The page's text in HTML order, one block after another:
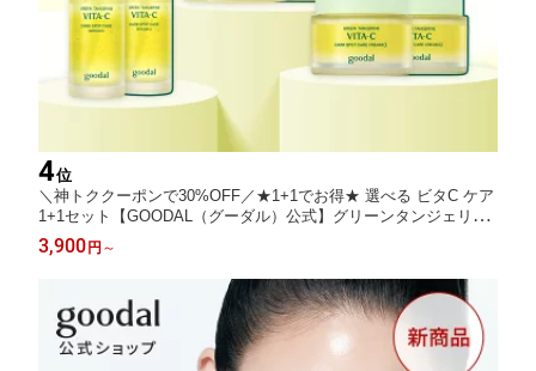
4位
＼神トククーポンで30%OFF／★1+1でお得★ 選べる ビタC ケア
1+1セット【GOODAL（グーダル）公式】グリーンタンジェリン
ダークスポット ケア パッド アルファ 企画セット 拭き取り 化粧
水 トナー セラム エッセンス クリーム 乳液 シミ シワ くすみ 韓
3,900円 ～